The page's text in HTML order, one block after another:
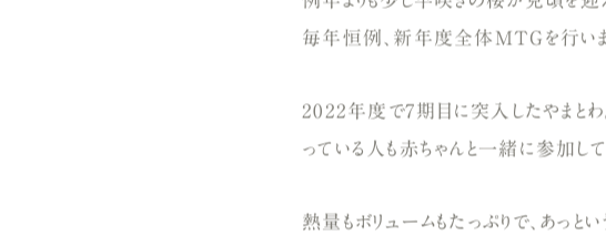
毎年恒例、新年度全体MTGを行いま
2022年度で7期目に突入したやまとわ
っている人も赤ちゃんと一緒に参加して
熱量もボリュームもたっぷりで、あっ